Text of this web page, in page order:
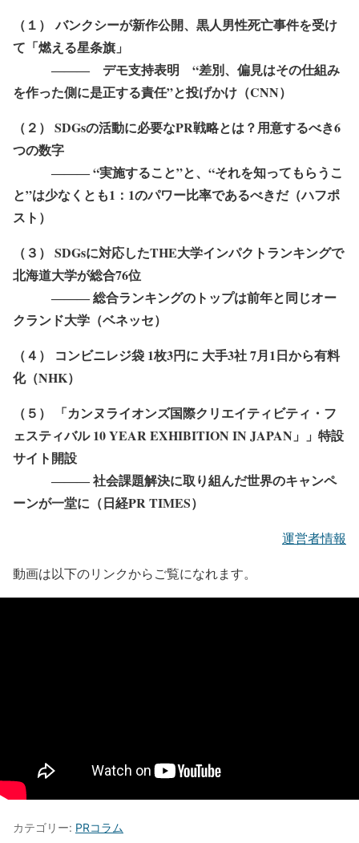
（１） バンクシーが新作公開、黒人男性死亡事件を受け
て「燃える星条旗」
――― デモ支持表明 “差別、偏見はその仕組み
を作った側に是正する責任”と投げかけ（CNN）
（２） SDGsの活動に必要なPR戦略とは？用意するべき6
つの数字
――― “実施すること”と、“それを知ってもらうこ
と”は少なくとも1：1のパワー比率であるべきだ（ハフポ
スト）
（３） SDGsに対応したTHE大学インパクトランキングで
北海道大学が総合76位
――― 総合ランキングのトップは前年と同じオー
クランド大学（ベネッセ）
（４） コンビニレジ袋 1枚3円に 大手3社 7月1日から有料
化（NHK）
（５） 「カンヌライオンズ国際クリエイティビティ・フ
ェスティバル 10 YEAR EXHIBITION IN JAPAN」」特設
サイト開設
――― 社会課題解決に取り組んだ世界のキャンペ
ーンが一堂に（日経PR TIMES）
運営者情報
動画は以下のリンクからご覧になれます。
カテゴリー: PRコラム